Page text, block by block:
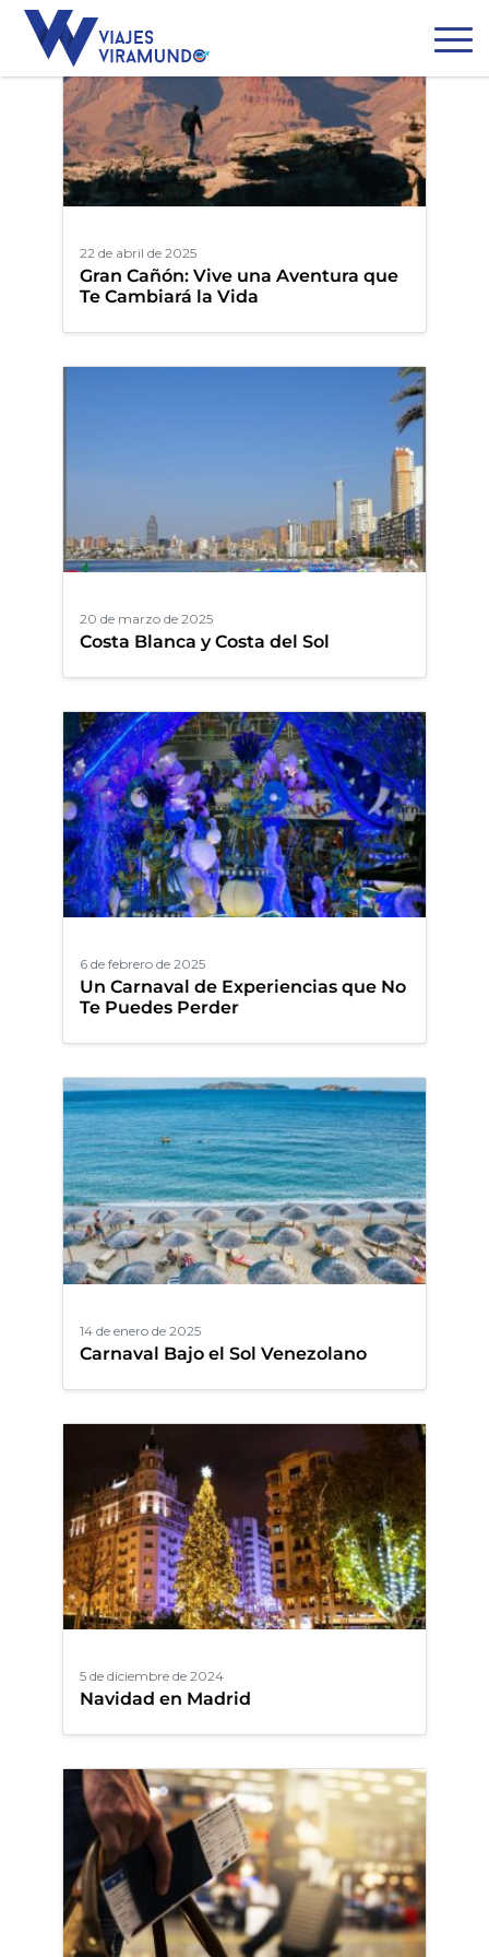
22 de abril de 2025
Gran Cañón: Vive una Aventura que
Te Cambiará la Vida
20 de marzo de 2025
Costa Blanca y Costa del Sol
6 de febrero de 2025
Un Carnaval de Experiencias que No
Te Puedes Perder
14 de enero de 2025
Carnaval Bajo el Sol Venezolano
5 de diciembre de 2024
Navidad en Madrid